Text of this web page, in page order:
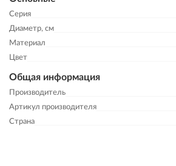
Серия
Диаметр, см
Материал
Цвет
Общая информация
Производитель
Артикул производителя
Страна